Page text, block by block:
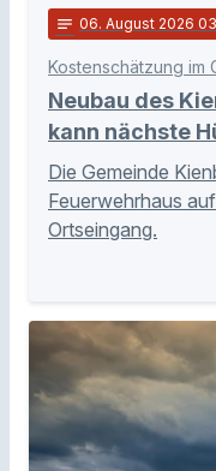
notes 06. August 2026
Kostenschätzung im
Neubau des
kann nächste
Die Gemeinde
Feuerwehrhaus
Ortseingang.